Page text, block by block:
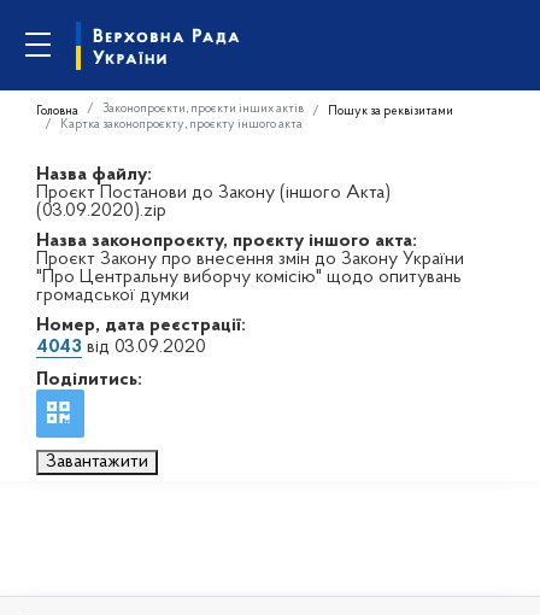
Головна Законопроєкти, проєкти інших актів
Пошук за реквізитами
Картка законопроєкту, проєкту іншого акта
Назва файлу:
Проєкт Постанови до Закону (іншого Акта)
(03.09.2020).zip
Назва законопроєкту, проєкту іншого акта:
Проєкт Закону про внесення змін до Закону України
"Про Центральну виборчу комісію" щодо опитувань
громадської думки
Номер, дата реєстрації:
4043 від 03.09.2020
Поділитись:
Завантажити